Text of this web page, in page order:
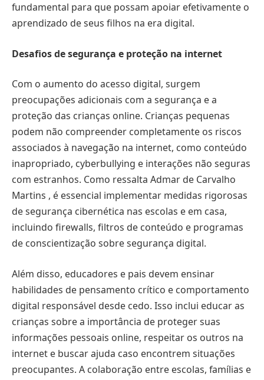
fundamental para que possam apoiar efetivamente o
aprendizado de seus filhos na era digital.
Desafios de segurança e proteção na internet
Com o aumento do acesso digital, surgem
preocupações adicionais com a segurança e a
proteção das crianças online. Crianças pequenas
podem não compreender completamente os riscos
associados à navegação na internet, como conteúdo
inapropriado, cyberbullying e interações não seguras
com estranhos. Como ressalta Admar de Carvalho
Martins , é essencial implementar medidas rigorosas
de segurança cibernética nas escolas e em casa,
incluindo firewalls, filtros de conteúdo e programas
de conscientização sobre segurança digital.
Além disso, educadores e pais devem ensinar
habilidades de pensamento crítico e comportamento
digital responsável desde cedo. Isso inclui educar as
crianças sobre a importância de proteger suas
informações pessoais online, respeitar os outros na
internet e buscar ajuda caso encontrem situações
preocupantes. A colaboração entre escolas, famílias e